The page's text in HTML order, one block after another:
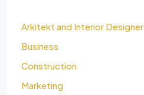
Arkitekt and Interior Designer
Business
Construction
Marketing